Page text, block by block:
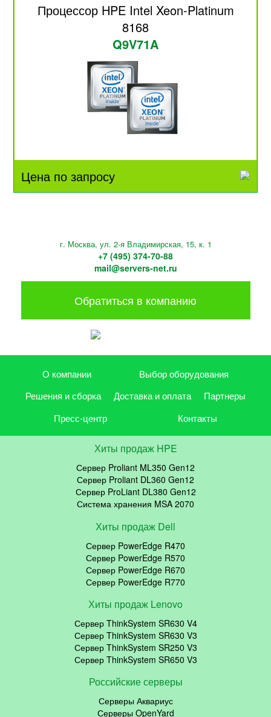
Процессор HPE Intel Xeon-Platinum
8168
Q9V71A
Цена по запросу
г. Москва, ул. 2-я Владимирская, 15, к. 1
+7 (495) 374-70-88
mail@servers-net.ru
Обратиться в компанию
О компании
Выбор оборудования
Решения и сборка
Доставка и оплата
Партнеры
Пресс-центр
Контакты
Хиты продаж HPE
Сервер Proliant ML350 Gen12
Сервер Proliant DL360 Gen12
Сервер ProLiant DL380 Gen12
Система хранения MSA 2070
Хиты продаж Dell
Сервер PowerEdge R470
Сервер PowerEdge R570
Сервер PowerEdge R670
Сервер PowerEdge R770
Хиты продаж Lenovo
Сервер ThinkSystem SR630 V4
Сервер ThinkSystem SR630 V3
Сервер ThinkSystem SR250 V3
Сервер ThinkSystem SR650 V3
Российские серверы
Серверы Аквариус
Серверы OpenYard